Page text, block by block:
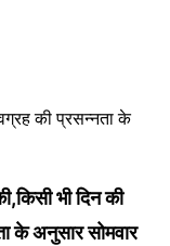
भी दिन की
के अनुसार सोमवार